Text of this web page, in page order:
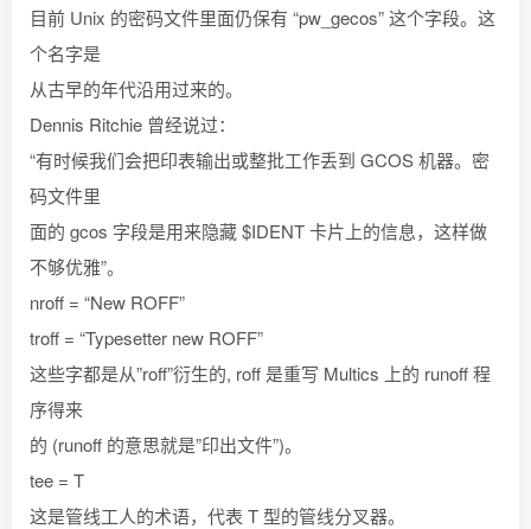
目前 Unix 的密码文件里面仍保有 “pw_gecos” 这个字段。这
个名字是
从古早的年代沿用过来的。
Dennis Ritchie 曾经说过：
“有时候我们会把印表输出或整批工作丢到 GCOS 机器。密
码文件里
面的 gcos 字段是用来隐藏 $IDENT 卡片上的信息，这样做
不够优雅”。
nroff = “New ROFF”
troff = “Typesetter new ROFF”
这些字都是从”roff”衍生的, roff 是重写 Multics 上的 runoff 程
序得来
的 (runoff 的意思就是”印出文件”)。
tee = T
这是管线工人的术语，代表 T 型的管线分叉器。